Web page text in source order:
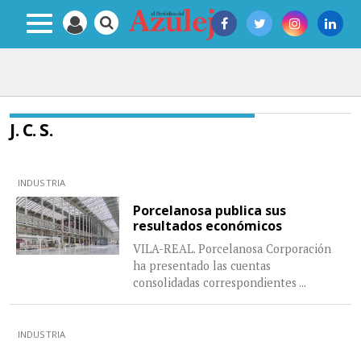
J. C. S.
INDUSTRIA
Porcelanosa publica sus
resultados económicos
VILA-REAL. Porcelanosa Corporación
ha presentado las cuentas
consolidadas correspondientes ...
INDUSTRIA